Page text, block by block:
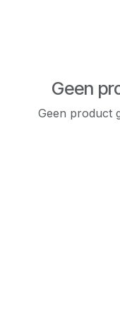
Geen
Geen product